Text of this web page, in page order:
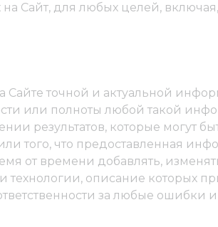
Сайт, для любых целей,
Сайте точной и актуальной
или полноты любой такой
результатов, которые могут
того, что предоставленная
от времени добавлять,
описание которых
за любые ошибки